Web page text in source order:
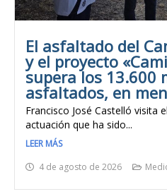
El asfaltado del
y el proyecto
supera los 13.600
asfaltados, en
Francisco José Castelló visita
actuación que ha sido...
LEER MÁS
4 de agosto de 2026